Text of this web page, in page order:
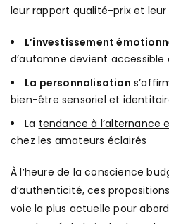
leur rapport qualité-prix et
L’investissement
d’automne devient accessible
La personnalisation
bien-être sensoriel et
La tendance à l’alternance
chez les amateurs éclairés
À l’heure de la conscience
d’authenticité, ces
voie la plus actuelle pour